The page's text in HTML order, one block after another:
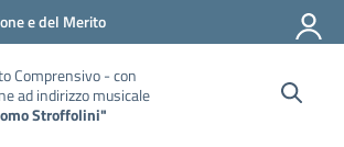
e del Merito
Comprensivo - con
ad indirizzo musicale
Stroffolini"